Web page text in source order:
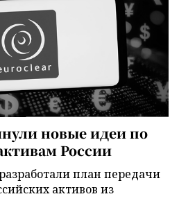
новые идеи по
России
план передачи
активов из